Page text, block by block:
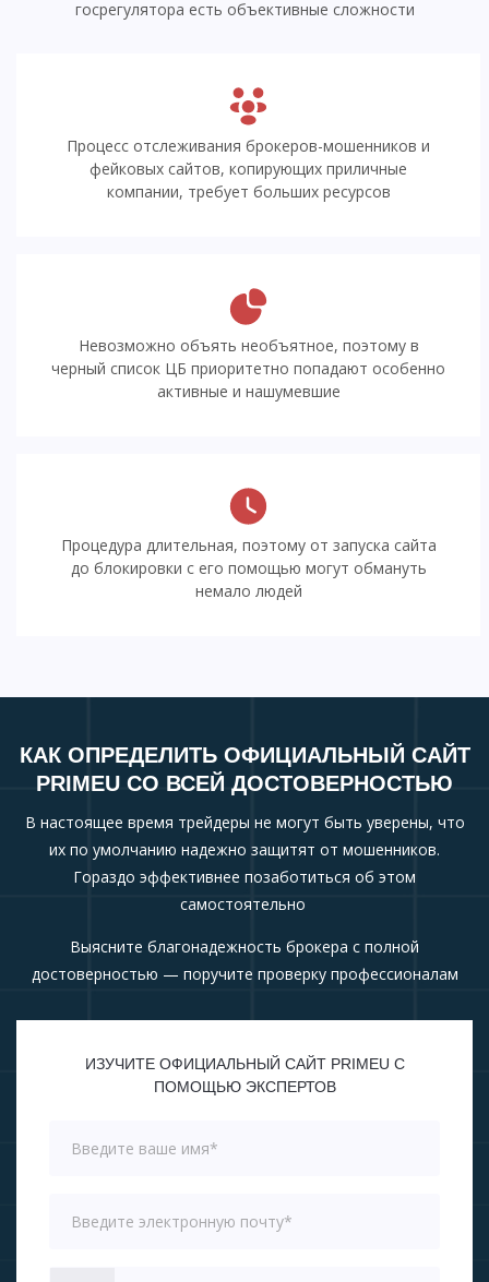
госрегулятора есть объективные сложности
Процесс отслеживания брокеров-мошенников и
фейковых сайтов, копирующих приличные
компании, требует больших ресурсов
Невозможно объять необъятное, поэтому в
черный список ЦБ приоритетно попадают особенно
активные и нашумевшие
Процедура длительная, поэтому от запуска сайта
до блокировки с его помощью могут обмануть
немало людей
КАК ОПРЕДЕЛИТЬ ОФИЦИАЛЬНЫЙ САЙТ
PRIMEU СО ВСЕЙ ДОСТОВЕРНОСТЬЮ
В настоящее время трейдеры не могут быть уверены, что
их по умолчанию надежно защитят от мошенников.
Гораздо эффективнее позаботиться об этом
самостоятельно
Выясните благонадежность брокера с полной
достоверностью — поручите проверку профессионалам
ИЗУЧИТЕ ОФИЦИАЛЬНЫЙ САЙТ PRIMEU С
ПОМОЩЬЮ ЭКСПЕРТОВ